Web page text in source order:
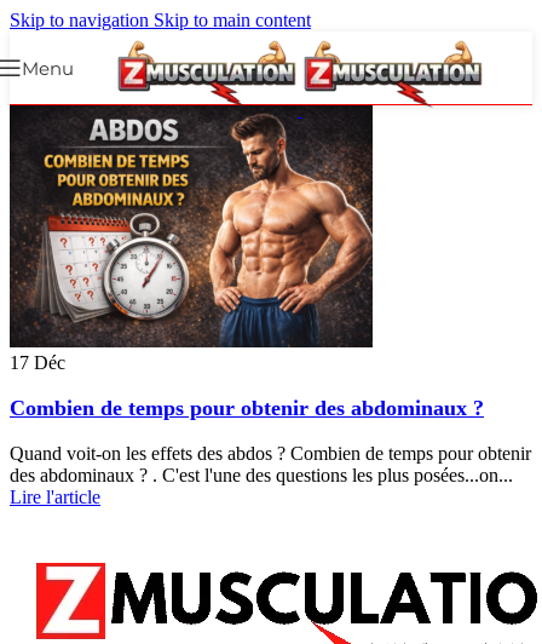
Skip to navigation Skip to main content
Menu
17 Déc
Combien de temps pour obtenir des abdominaux ?
Quand voit-on les effets des abdos ? Combien de temps pour obtenir
des abdominaux ? . C'est l'une des questions les plus posées...on...
Lire l'article